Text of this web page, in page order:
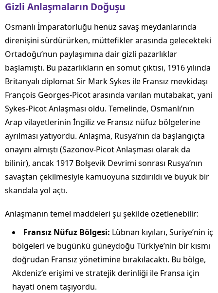
Gizli Anlaşmaların Doğuşu
Osmanlı İmparatorluğu henüz savaş meydanlarında
direnişini sürdürürken, müttefikler arasında gelecekteki
Ortadoğu’nun paylaşımına dair gizli pazarlıklar
başlamıştı. Bu pazarlıkların en somut çıktısı, 1916 yılında
Britanyalı diplomat Sir Mark Sykes ile Fransız mevkidaşı
François Georges-Picot arasında varılan mutabakat, yani
Sykes-Picot Anlaşması oldu. Temelinde, Osmanlı’nın
Arap vilayetlerinin İngiliz ve Fransız nüfuz bölgelerine
ayrılması yatıyordu. Anlaşma, Rusya’nın da başlangıçta
onayını almıştı (Sazonov-Picot Anlaşması olarak da
bilinir), ancak 1917 Bolşevik Devrimi sonrası Rusya’nın
savaştan çekilmesiyle kamuoyuna sızdırıldı ve büyük bir
skandala yol açtı.
Anlaşmanın temel maddeleri şu şekilde özetlenebilir:
Fransız Nüfuz Bölgesi: Lübnan kıyıları, Suriye’nin iç
bölgeleri ve bugünkü güneydoğu Türkiye’nin bir kısmı
doğrudan Fransız yönetimine bırakılacaktı. Bu bölge,
Akdeniz’e erişimi ve stratejik derinliği ile Fransa için
hayati önem taşıyordu.